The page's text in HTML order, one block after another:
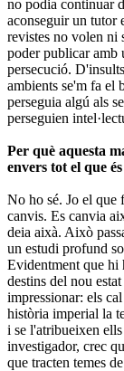
no podia continuar
aconseguir un tutor
revistes no volen ni
poder publicar amb
persecució.
ambients se'm fa el
perseguia algú als
perseguien
Per què aquesta
envers tot el que
No ho sé. Jo el que
canvis. Es canvia
deia aixà. Això
un estudi profund
Evidentment que hi
destins del nou
impressionar: els
història imperial la
i se l'atribueixen
investigador, crec
que tracten temes